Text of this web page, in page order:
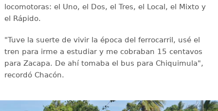
locomotoras: el Uno, el Dos, el Tres, el Local, el Mixto y
el Rápido.
"Tuve la suerte de vivir la época del ferrocarril, usé el
tren para irme a estudiar y me cobraban 15 centavos
para Zacapa. De ahí tomaba el bus para Chiquimula",
recordó Chacón.